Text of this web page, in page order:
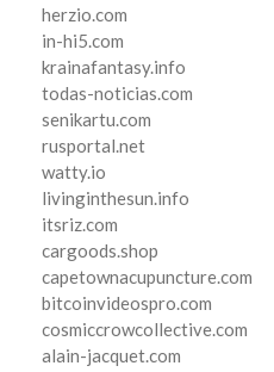
herzio.com
in-hi5.com
krainafantasy.info
todas-noticias.com
senikartu.com
rusportal.net
watty.io
livinginthesun.info
itsriz.com
cargoods.shop
capetownacupuncture.com
bitcoinvideospro.com
cosmiccrowcollective.com
alain-jacquet.com